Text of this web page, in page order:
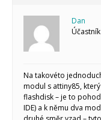
Dan
Účastník
Na takovéto
modul s attiny85,
flashdisk – je to
IDE) a k němu dva